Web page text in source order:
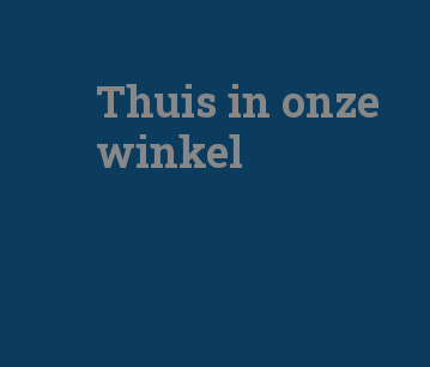
Thuis in onze
winkel